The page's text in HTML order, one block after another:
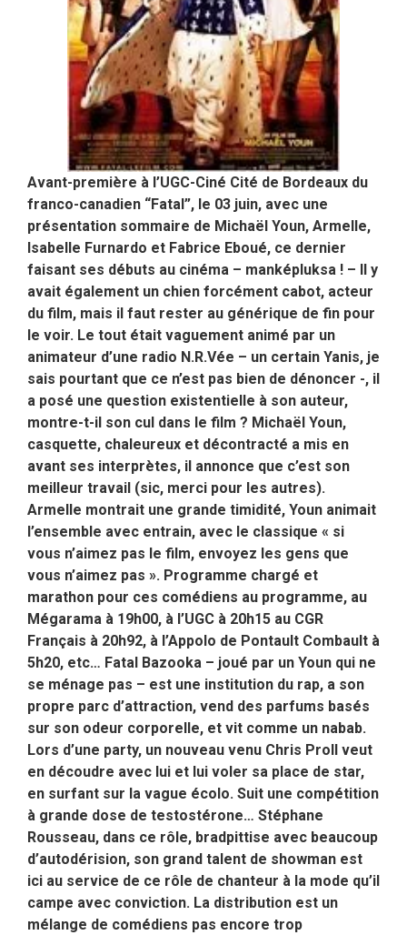
Avant-première à l’UGC-Ciné Cité de Bordeaux du
franco-canadien “Fatal”, le 03 juin, avec une
présentation sommaire de Michaël Youn, Armelle,
Isabelle Furnardo et Fabrice Eboué, ce dernier
faisant ses débuts au cinéma – manképluksa ! – Il y
avait également un chien forcément cabot, acteur
du film, mais il faut rester au générique de fin pour
le voir. Le tout était vaguement animé par un
animateur d’une radio N.R.Vée – un certain Yanis, je
sais pourtant que ce n’est pas bien de dénoncer -, il
a posé une question existentielle à son auteur,
montre-t-il son cul dans le film ? Michaël Youn,
casquette, chaleureux et décontracté a mis en
avant ses interprètes, il annonce que c’est son
meilleur travail (sic, merci pour les autres).
Armelle montrait une grande timidité, Youn animait
l’ensemble avec entrain, avec le classique « si
vous n’aimez pas le film, envoyez les gens que
vous n’aimez pas ». Programme chargé et
marathon pour ces comédiens au programme, au
Mégarama à 19h00, à l’UGC à 20h15 au CGR
Français à 20h92, à l’Appolo de Pontault Combault à
5h20, etc… Fatal Bazooka – joué par un Youn qui ne
se ménage pas – est une institution du rap, a son
propre parc d’attraction, vend des parfums basés
sur son odeur corporelle, et vit comme un nabab.
Lors d’une party, un nouveau venu Chris Proll veut
en découdre avec lui et lui voler sa place de star,
en surfant sur la vague écolo. Suit une compétition
à grande dose de testostérone… Stéphane
Rousseau, dans ce rôle, bradpittise avec beaucoup
d’autodérision, son grand talent de showman est
ici au service de ce rôle de chanteur à la mode qu’il
campe avec conviction. La distribution est un
mélange de comédiens pas encore trop